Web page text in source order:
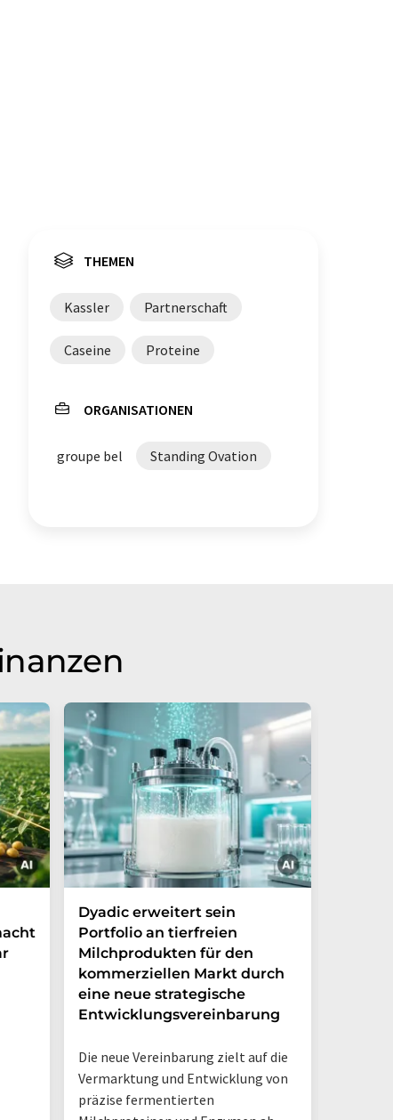
THEMEN
Kassler Partnerschaft
Caseine Proteine
ORGANISATIONEN
groupe bel Standing Ovation
Dyadic erweitert sein
Portfolio an tierfreien
Milchprodukten für den
kommerziellen Markt durch
eine neue strategische
Entwicklungsvereinbarung
Die neue Vereinbarung zielt auf die
Vermarktung und Entwicklung von
präzise fermentierten